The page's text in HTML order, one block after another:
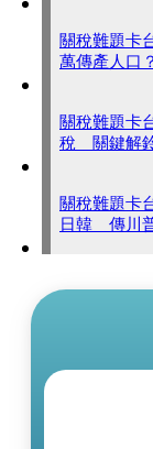
關稅難題卡
萬傳產人口
關稅難題卡
稅 關鍵解
關稅難題卡
日韓 傳川